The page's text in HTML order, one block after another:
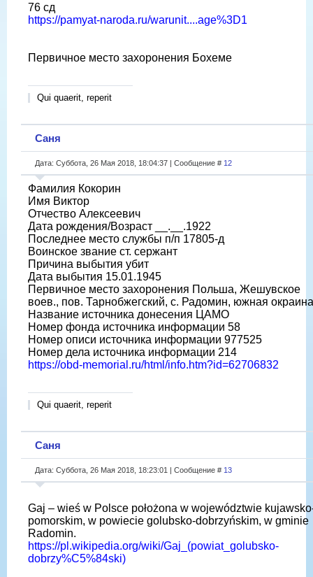
76 сд
https://pamyat-naroda.ru/warunit....age%3D1
Первичное место захоронения Бохеме
Qui quaerit, reperit
Саня
Дата: Суббота, 26 Мая 2018, 18:04:37 | Сообщение # 12
Фамилия Кокорин
Имя Виктор
Отчество Алексеевич
Дата рождения/Возраст __.__.1922
Последнее место службы п/п 17805-д
Воинское звание ст. сержант
Причина выбытия убит
Дата выбытия 15.01.1945
Первичное место захоронения Польша, Жешувское
воев., пов. Тарнобжегский, с. Радомин, южная окраина
Название источника донесения ЦАМО
Номер фонда источника информации 58
Номер описи источника информации 977525
Номер дела источника информации 214
https://obd-memorial.ru/html/info.htm?id=62706832
Qui quaerit, reperit
Саня
Дата: Суббота, 26 Мая 2018, 18:23:01 | Сообщение # 13
Gaj – wieś w Polsce położona w województwie
pomorskim, w powiecie golubsko-dobrzyńskim, w gminie
Radomin.
https://pl.wikipedia.org/wiki/Gaj_(powiat_golubsko-
dobrzy%C5%84ski)